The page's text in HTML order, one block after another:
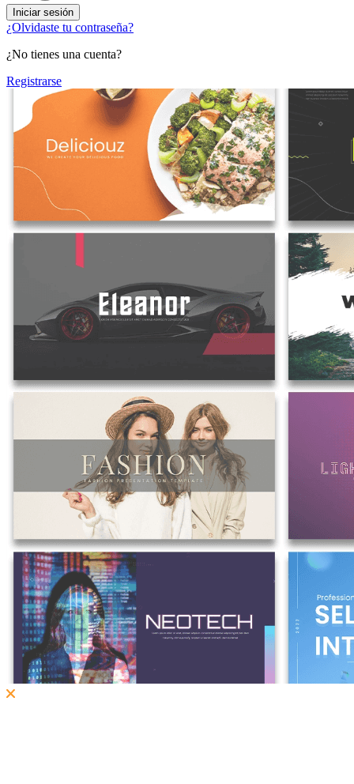
Iniciar sesión
¿Olvidaste tu contraseña?
¿No tienes una cuenta?
Registrarse